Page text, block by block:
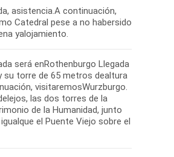
asistencia.A continuación,
Catedral pese a no habersido
yalojamiento.
será enRothenburgo Llegada
su torre de 65 metros dealtura
visitaremosWurzburgo.
las dos torres de la
de la Humanidad, junto
el Puente Viejo sobre el